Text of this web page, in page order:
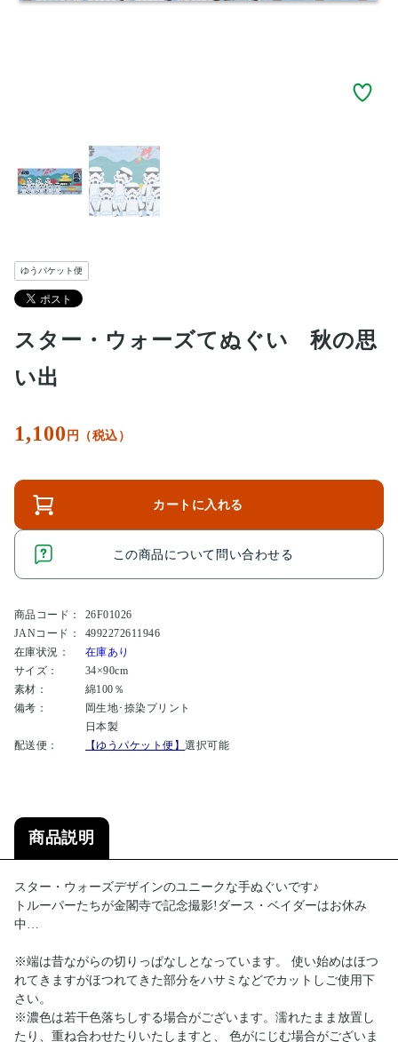
ゆうパケット便
スター・ウォーズてぬぐい 秋の思
い出
1,100 円（税込）
カートに入れる
この商品について問い合わせる
商品コード：
26F01026
JANコード：
4992272611946
在庫状況：
在庫あり
サイズ：
34×90cm
素材：
綿100％
備考：
岡生地･捺染プリント
日本製
配送便：
【ゆうパケット便】選択可能
商品説明
スター・ウォーズデザインのユニークな手ぬぐいです♪
トルーパーたちが金閣寺で記念撮影!ダース・ベイダーはお休み
中…
※端は昔ながらの切りっぱなしとなっています。 使い始めはほつ
れてきますがほつれてきた部分をハサミなどでカットしご使用下
さい。
※濃色は若干色落ちしする場合がございます。濡れたまま放置し
たり、重ね合わせたりいたしますと、 色がにじむ場合がございま